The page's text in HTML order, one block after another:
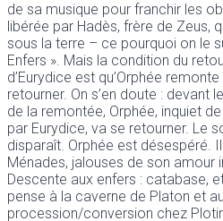
de sa musique pour franchir les
libérée par Hadès, frère de Zeus,
sous la terre – ce pourquoi on le
Enfers ». Mais la condition du
d’Eurydice est qu’Orphée
retourner. On s’en doute : devant
de la remontée, Orphée, inquiet
par Eurydice, va se retourner. Le
disparaît. Orphée est désespéré.
Ménades, jalouses de son amour
Descente aux enfers : catabase,
pense à la caverne de Platon et
procession/conversion chez